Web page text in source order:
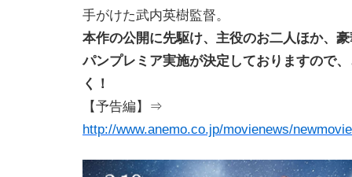
手がけた武内英樹監督。
本作の公開に先駆け、主役のお二人ほか、
パンプレミア実施が決定しておりますので
く！
【予告編】⇒
http://www.anemo.co.jp/movienews/